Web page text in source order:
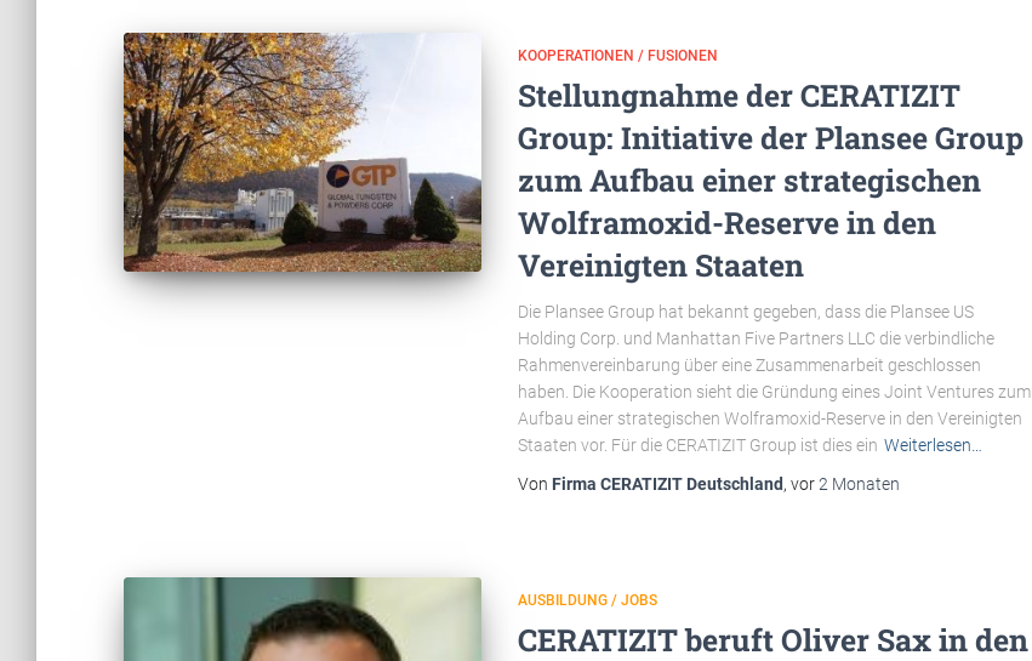
KOOPERATIONEN / FUSIONEN
Stellungnahme der CERATIZIT
Group: Initiative der Plansee Group
zum Aufbau einer strategischen
Wolframoxid-Reserve in den
Vereinigten Staaten
Die Plansee Group hat bekannt gegeben, dass die Plansee US
Holding Corp. und Manhattan Five Partners LLC die verbindliche
Rahmenvereinbarung über eine Zusammenarbeit geschlossen
haben. Die Kooperation sieht die Gründung eines Joint Ventures zum
Aufbau einer strategischen Wolframoxid-Reserve in den Vereinigten
Staaten vor. Für die CERATIZIT Group ist dies ein Weiterlesen…
Von Firma CERATIZIT Deutschland, vor2 Monaten
AUSBILDUNG / JOBS
CERATIZIT beruft Oliver Sax in den